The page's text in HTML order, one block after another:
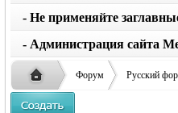
собой право
его смысл
- Не применяйте
последует удаление
- Администрация сайта
ответственности за
объявлений
Форум Русский
Объявления в Германии